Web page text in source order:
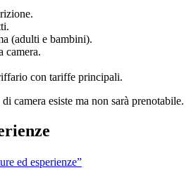
(adulti e bambini).
camera.
con tariffe principali.
camera esiste ma non sarà prenotabile.
ed esperienze”